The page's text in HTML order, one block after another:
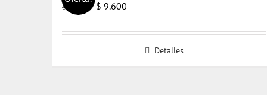
$
El
original
$ 9.600
actual
Detalles